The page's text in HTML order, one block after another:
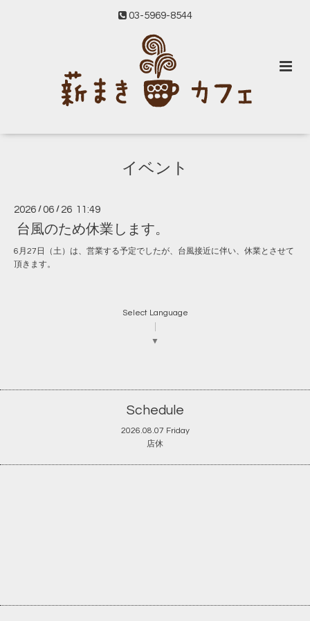
03-5969-8544
イベント
2026 /06 / 26 11:49
台風のため休業します。
6月27日（土）は、営業する予定でしたが、台風接近に伴い、休業とさせて
頂きます。
Select Language
▼
Schedule
2026.08.07 Friday
店休